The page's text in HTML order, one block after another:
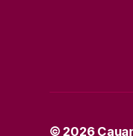
© 2026